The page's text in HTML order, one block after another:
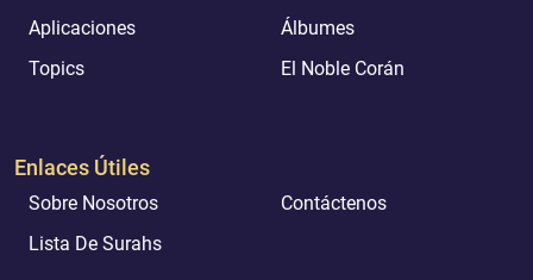
Aplicaciones
Álbumes
Topics
El Noble Corán
Enlaces Útiles
Sobre Nosotros
Contáctenos
Lista De Surahs